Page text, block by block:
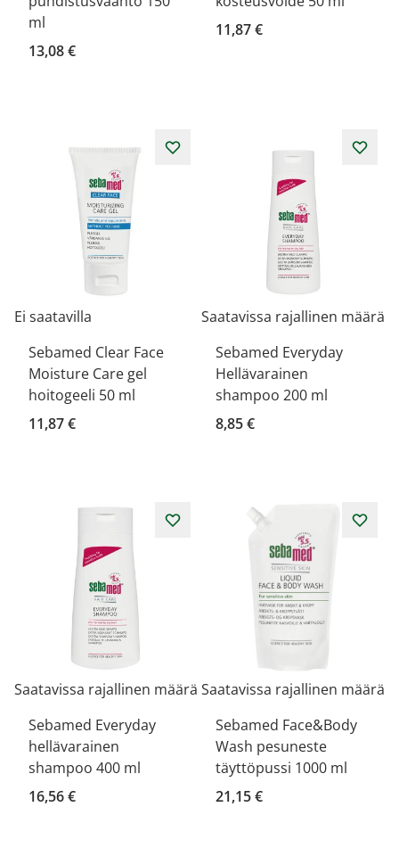
ml
13,08 €
11,87 €
Ei saatavilla
Sebamed Clear Face
Moisture Care gel
hoitogeeli 50 ml
11,87 €
Saatavissa rajallinen määrä
Sebamed Everyday
Hellävarainen
shampoo 200 ml
8,85 €
Saatavissa rajallinen määrä
Sebamed Everyday
hellävarainen
shampoo 400 ml
16,56 €
Saatavissa rajallinen määrä
Sebamed Face&Body
Wash pesuneste
täyttöpussi 1000 ml
21,15 €